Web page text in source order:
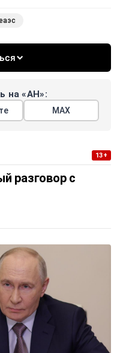
на «АН»:
МАХ
13+
разговор с